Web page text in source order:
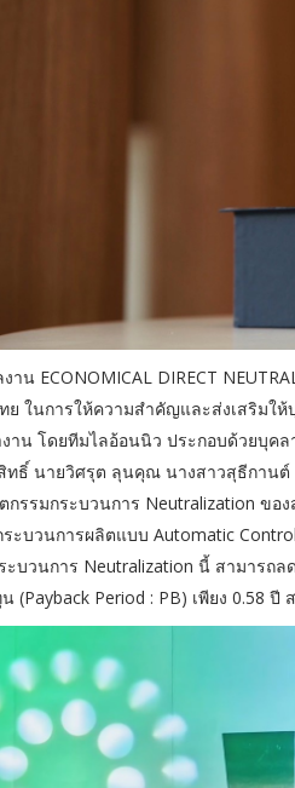
าน ECONOMICAL DIRECT
ย ในการให้ความสำคัญและส่งเสริมใ
าน โดยทีมไลอ้อนนิว ประกอบด้วยบุค
ทธิ์ นายวิศรุต ลุนคุณ นางสาวสุธีกาน
กรรมกระบวนการ Neutralization ขอ
ะบวนการผลิตแบบ Automatic
ะบวนการ Neutralization นี้ สามารถล
(Payback Period : PB) เพียง 0.58 ปี